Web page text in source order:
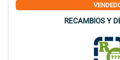
RECAMBIOS Y